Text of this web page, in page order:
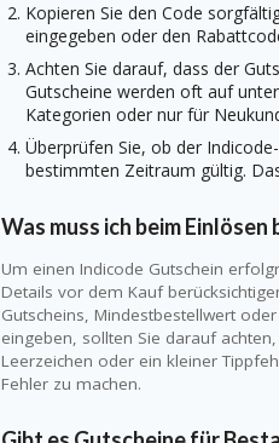
Kopieren Sie den Code
eingegeben oder den
Achten Sie darauf, dass der
Gutscheine werden oft auf
Kategorien oder nur für
Überprüfen Sie, ob der
bestimmten Zeitraum gültig.
Was muss ich beim Einlösen
Um einen Indicode Gutschein
Details vor dem Kauf
Gutscheins, Mindestbestellwert
eingeben, sollten Sie darauf
Leerzeichen oder ein kleiner
Fehler zu machen.